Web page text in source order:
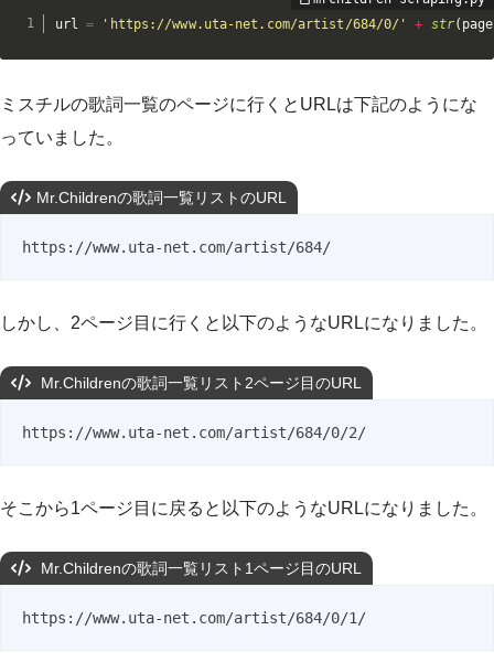
url = 'https://www.uta-net.com/artist/684/0/' + str( page
ミスチルの歌詞一覧のページに行くとURLは下記のようにな
っていました。
Mr.Childrenの歌詞一覧リストのURL
https://www.uta-net.com/artist/684/
しかし、2ページ目に行くと以下のようなURLになりました。
Mr.Childrenの歌詞一覧リスト2ページ目のURL
https://www.uta-net.com/artist/684/0/2/
そこから1ページ目に戻ると以下のようなURLになりました。
Mr.Childrenの歌詞一覧リスト1ページ目のURL
https://www.uta-net.com/artist/684/0/1/